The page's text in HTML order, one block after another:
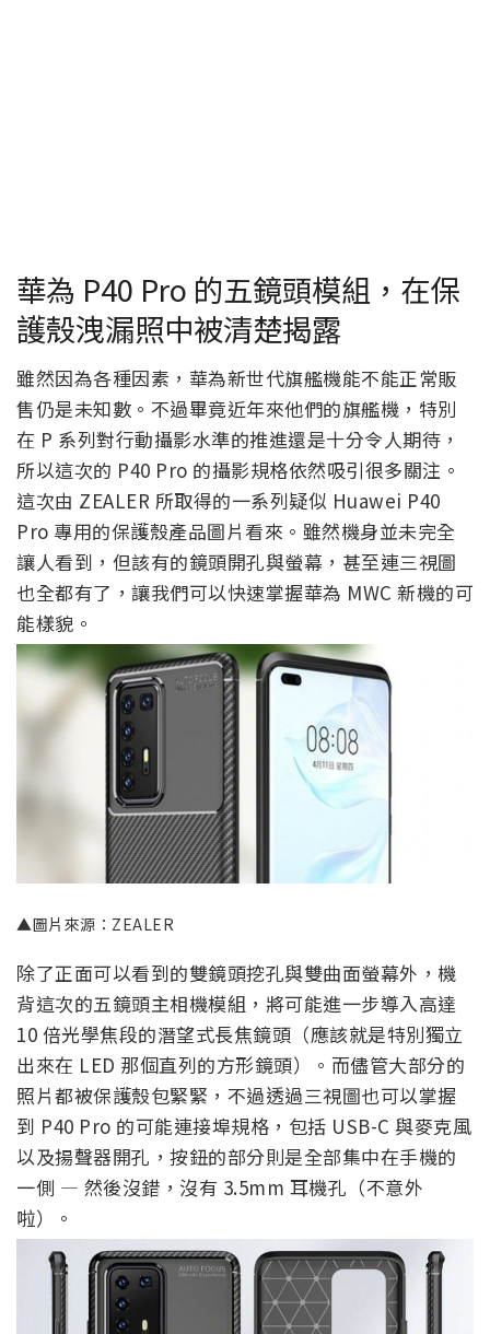
華為 P40 Pro 的五鏡頭模組，在保
護殼洩漏照中被清楚揭露
雖然因為各種因素，華為新世代旗艦機能不能正常販
售仍是未知數。不過畢竟近年來他們的旗艦機，特別
在 P 系列對行動攝影水準的推進還是十分令人期待，
所以這次的 P40 Pro 的攝影規格依然吸引很多關注。
這次由 ZEALER 所取得的一系列疑似 Huawei P40
Pro 專用的保護殼產品圖片看來。雖然機身並未完全
讓人看到，但該有的鏡頭開孔與螢幕，甚至連三視圖
也全都有了，讓我們可以快速掌握華為 MWC 新機的可
能樣貌。
▲圖片來源：ZEALER
除了正面可以看到的雙鏡頭挖孔與雙曲面螢幕外，機
背這次的五鏡頭主相機模組，將可能進一步導入高達
10 倍光學焦段的潛望式長焦鏡頭（應該就是特別獨立
出來在 LED 那個直列的方形鏡頭）。而儘管大部分的
照片都被保護殼包緊緊，不過透過三視圖也可以掌握
到 P40 Pro 的可能連接埠規格，包括 USB-C 與麥克風
以及揚聲器開孔，按鈕的部分則是全部集中在手機的
一側 — 然後沒錯，沒有 3.5mm 耳機孔（不意外
啦）。